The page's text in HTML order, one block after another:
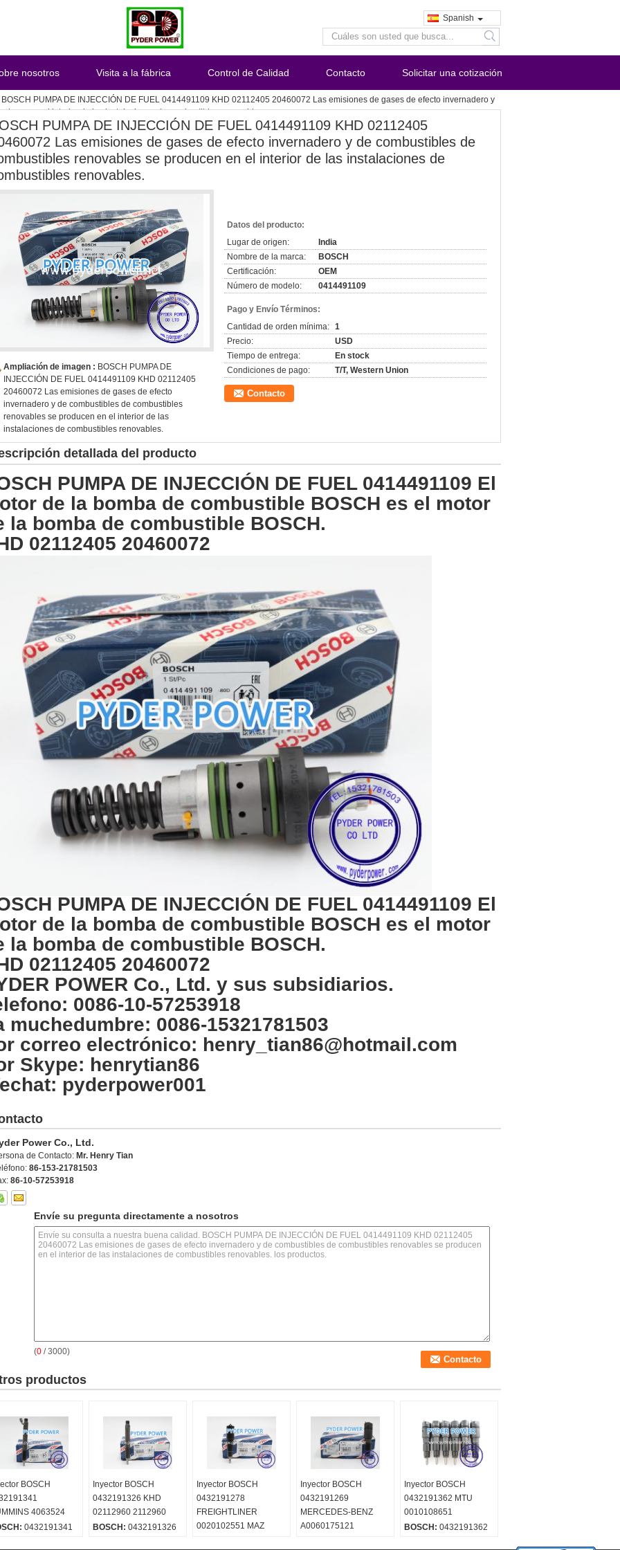
Spanish
search
nosotros Visita a la fábrica Control de Calidad Contacto Solicitar una cotización
BOSCH PUMPA DE INJECCIÓN DE FUEL 0414491109 KHD 02112405 20460072 Las emisiones de gases de efecto invernadero y
en el interior de las instalaciones de combustibles renovables.
PUMPA DE INJECCIÓN DE FUEL 0414491109 KHD 02112405
Las emisiones de gases de efecto invernadero y de combustibles de
renovables se producen en el interior de las instalaciones de
renovables.
Ampliación de imagen : BOSCH PUMPA DE
INJECCIÓN DE FUEL 0414491109 KHD 02112405
20460072 Las emisiones de gases de efecto
invernadero y de combustibles de combustibles
renovables se producen en el interior de las
instalaciones de combustibles renovables.
Datos del producto:
Lugar de origen:
India
Nombre de la marca:
BOSCH
Certificación:
OEM
Número de modelo:
0414491109
Pago y Envío Términos:
Cantidad de orden mínima: 1
Precio:
USD
Tiempo de entrega:
En stock
Condiciones de pago:
T/T, Western Union
Contacto
detallada del producto
PUMPA DE INJECCIÓN DE FUEL 0414491109 El
de la bomba de combustible BOSCH es el motor
la bomba de combustible BOSCH.
02112405 20460072
PUMPA DE INJECCIÓN DE FUEL 0414491109 El
de la bomba de combustible BOSCH es el motor
la bomba de combustible BOSCH.
02112405 20460072
POWER Co., Ltd. y sus subsidiarios.
0086-10-57253918
muchedumbre: 0086-15321781503
correo electrónico: henry_tian86@hotmail.com
Skype: henrytian86
pyderpower001
Power Co., Ltd.
de Contacto: Mr. Henry Tian
86-153-21781503
86-10-57253918
Envíe su pregunta directamente a nosotros
(0 / 3000)
productos
BOSCH
4063524
0432191341
Inyector BOSCH
0432191326 KHD
02112960 2112960
BOSCH: 0432191326
Inyector BOSCH
0432191278
FREIGHTLINER
0020102551 MAZ
Inyector BOSCH
0432191269
MERCEDES-BENZ
A0060175121
Inyector BOSCH
0432191362 MTU
0010108651
BOSCH: 0432191362